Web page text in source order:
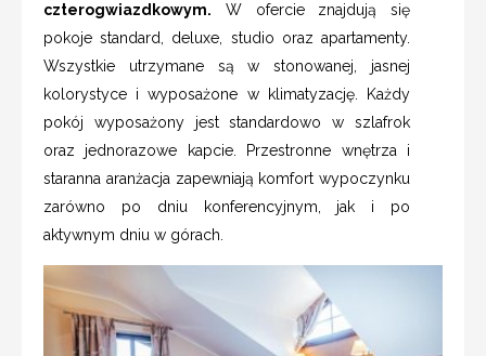
czterogwiazdkowym. W ofercie znajdują się
pokoje standard, deluxe, studio oraz apartamenty.
Wszystkie utrzymane są w stonowanej, jasnej
kolorystyce i wyposażone w klimatyzację. Każdy
pokój wyposażony jest standardowo w szlafrok
oraz jednorazowe kapcie. Przestronne wnętrza i
staranna aranżacja zapewniają komfort wypoczynku
zarówno po dniu konferencyjnym, jak i po
aktywnym dniu w górach.